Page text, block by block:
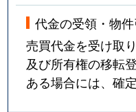
代金の受領・物
売買代金を受け取
及び所有権の移転
ある場合には、確